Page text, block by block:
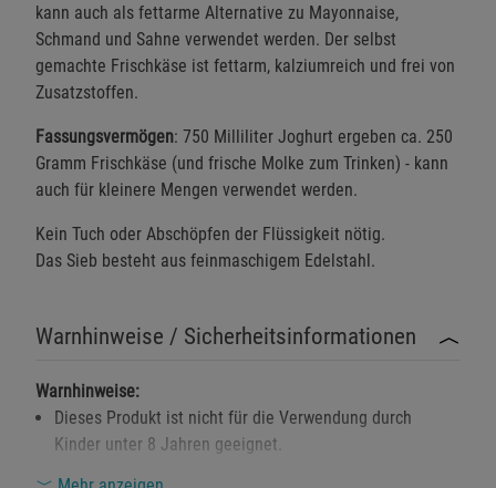
kann auch als fettarme Alternative zu Mayonnaise,
Schmand und Sahne verwendet werden. Der selbst
gemachte Frischkäse ist fettarm, kalziumreich und frei von
Zusatzstoffen.
Fassungsvermögen: 750 Milliliter Joghurt ergeben ca. 250
Gramm Frischkäse (und frische Molke zum Trinken) - kann
auch für kleinere Mengen verwendet werden.
Kein Tuch oder Abschöpfen der Flüssigkeit nötig.
Das Sieb besteht aus feinmaschigem Edelstahl.
Warnhinweise / Sicherheitsinformationen
Warnhinweise:
Dieses Produkt ist nicht für die Verwendung durch
Kinder unter 8 Jahren geeignet.
Benutzung unter unmittelbarer Aufsicht von